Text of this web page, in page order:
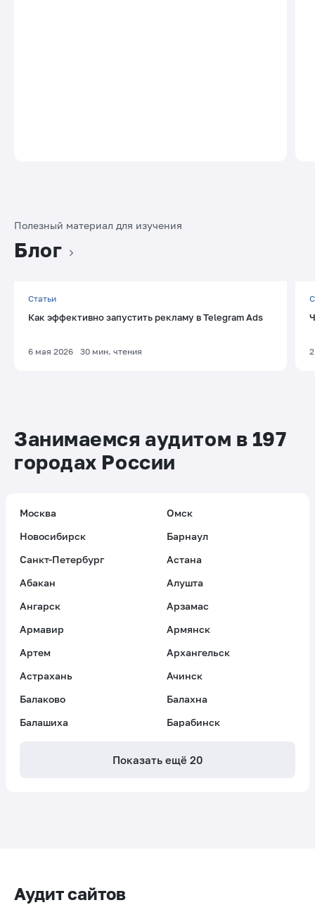
Полезный материал для изучения
Блог
Статьи
Как эффективно запустить рекламу в Telegram Ads
6 мая 2026 30 мин. чтения
Занимаемся аудитом в 197
городах России
Москва
Омск
Новосибирск
Барнаул
Санкт-Петербург
Астана
Абакан
Алушта
Ангарск
Арзамас
Армавир
Армянск
Артем
Архангельск
Астрахань
Ачинск
Балаково
Балахна
Балашиха
Барабинск
Показать ещё 20
Аудит сайтов